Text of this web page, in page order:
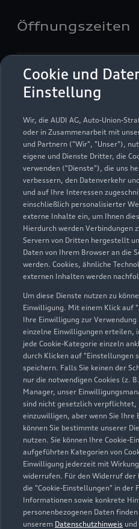
Cookie und
Einstellung
Wir, die AUDI AG, Auto-Union-
oder in Zusammenarbeit mit
und Partnern ("Wir", "Unser"),
eigene und Dienste Dritter, die
verwenden ("Dienste"), die uns
verbessern, den Datenverkehr
und auf Ihre Interessen
einschließlich personalisierter
externe Inhalte ein, um Ihnen
Hierdurch werden Verbindungen
Servern von Dritten hergestellt
Daten von Ihrem Browser an die
werden. Cookies, ähnliche
externen Inhalten werden
Um diese Dienste nutzen zu
Einwilligung. Mit einem Klick auf
Ihre Einwilligung zur
einzelne Einwilligungen erteilen,
jede Cookie-Kategorie einzeln
durch Klicken auf "Einstellungen
speichern. Falls Sie keinen der
nur die notwendigen Cookies (z.
Manager, unser
sind nicht gesetzlich verpflichtet,
einzuwilligen, aber wenn Sie
können Sie bestimmte unserer
nutzen. Sie können Ihre Cookie-
aufgeführten Kategorien von
Einwilligung jederzeit mit
widerrufen. Für den Widerruf der
die "Cookie-Einstellungen" in der
Informationen sowie konkrete
personenbezogenen Daten
unserem Datenschutzhinweis und
Öffnungszeiten
Verkauf
Geschlossen
Service
Geschlossen,öffnet
Zu den Rädern